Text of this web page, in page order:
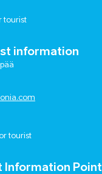
tourist
information
tourist
Information Point